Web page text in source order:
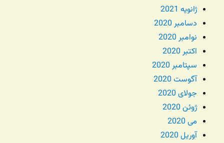
ژانویه 2021
دسامبر 2020
نوامبر 2020
اکتبر 2020
سپتامبر 2020
آگوست 2020
جولای 2020
ژوئن 2020
می 2020
آوریل 2020